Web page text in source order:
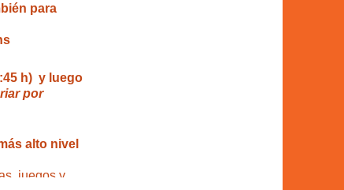
para
h) y luego
por
alto nivel
juegos y